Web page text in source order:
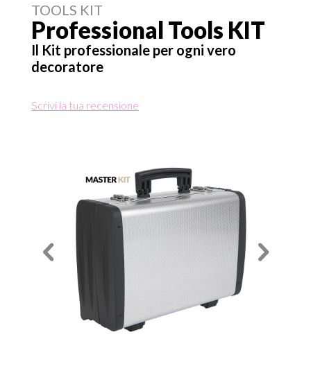
TOOLS KIT
Professional Tools KIT
Il Kit professionale per ogni vero
decoratore
Scrivi la tua recensione